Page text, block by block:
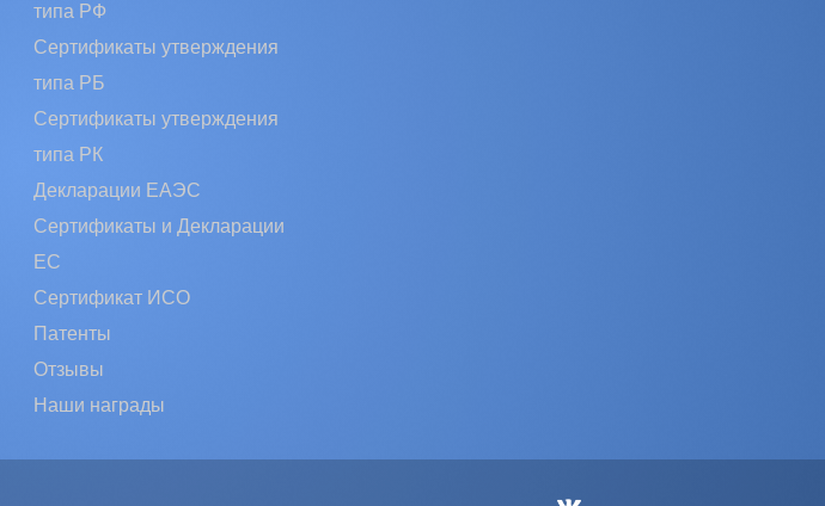
типа РФ
Сертификаты утверждения
типа РБ
Сертификаты утверждения
типа РК
Декларации ЕАЭС
Сертификаты и Декларации
EC
Сертификат ИСО
Патенты
Отзывы
Наши награды